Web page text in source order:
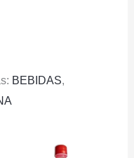
BEBIDAS,